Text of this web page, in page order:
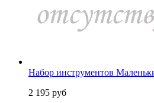
Набор инструментов
2 195 руб